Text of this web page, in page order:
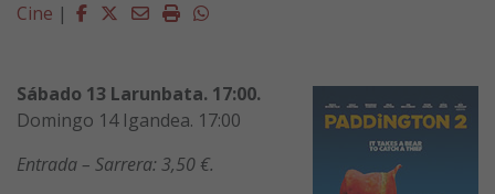
Cine | Facebook
Twitter
EmailImprimirWhatsapp
Sábado 13 Larunbata. 17:00.
Domingo 14 Igandea. 17:00
Entrada – Sarrera: 3,50 €.